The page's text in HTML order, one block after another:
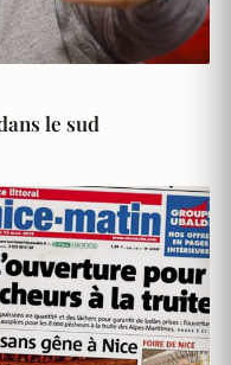
le sud